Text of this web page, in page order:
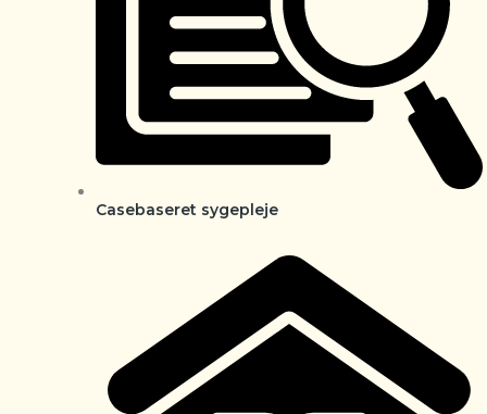
Casebaseret sygepleje